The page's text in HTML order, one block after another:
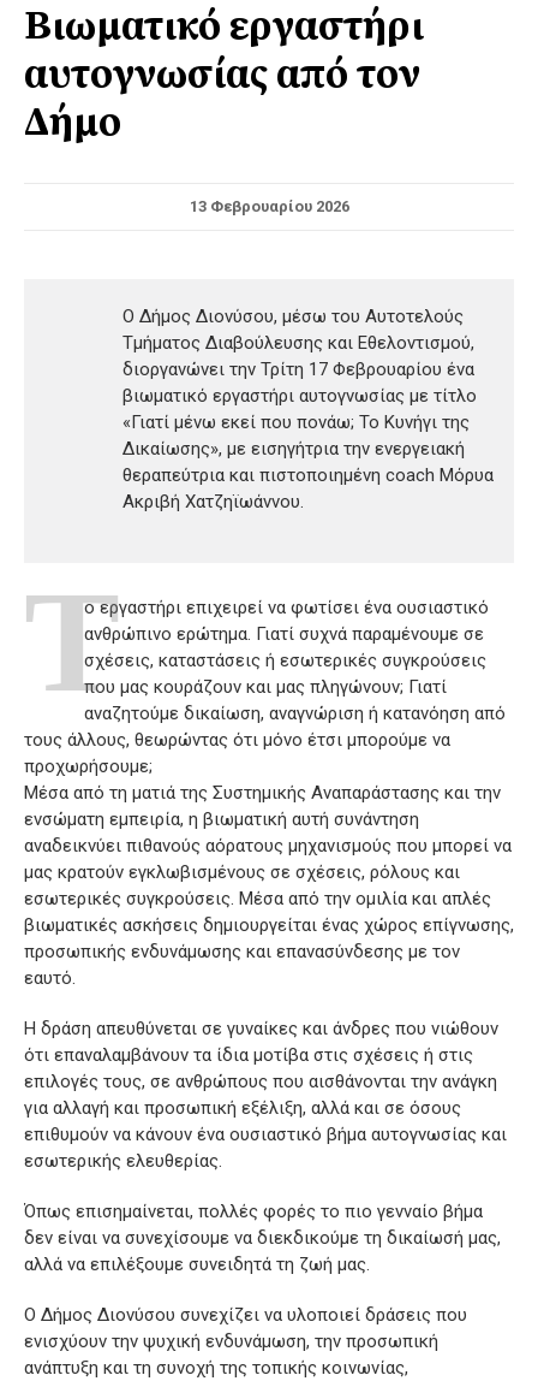
Βιωματικό εργαστήρι
αυτογνωσίας από τον
Δήμο
13 Φεβρουαρίου 2026
Ο Δήμος Διονύσου, μέσω του Αυτοτελούς
Τμήματος Διαβούλευσης και Εθελοντισμού,
διοργανώνει την Τρίτη 17 Φεβρουαρίου ένα
βιωματικό εργαστήρι αυτογνωσίας με τίτλο
«Γιατί μένω εκεί που πονάω; Το Κυνήγι της
Δικαίωσης», με εισηγήτρια την ενεργειακή
θεραπεύτρια και πιστοποιημένη coach Μόρυα
Ακριβή Χατζηϊωάννου.
Το εργαστήρι επιχειρεί να φωτίσει ένα ουσιαστικό
ανθρώπινο ερώτημα. Γιατί συχνά παραμένουμε σε
σχέσεις, καταστάσεις ή εσωτερικές συγκρούσεις
που μας κουράζουν και μας πληγώνουν; Γιατί
αναζητούμε δικαίωση, αναγνώριση ή κατανόηση από
τους άλλους, θεωρώντας ότι μόνο έτσι μπορούμε να
προχωρήσουμε;
Μέσα από τη ματιά της Συστημικής Αναπαράστασης και την
ενσώματη εμπειρία, η βιωματική αυτή συνάντηση
αναδεικνύει πιθανούς αόρατους μηχανισμούς που μπορεί να
μας κρατούν εγκλωβισμένους σε σχέσεις, ρόλους και
εσωτερικές συγκρούσεις. Μέσα από την ομιλία και απλές
βιωματικές ασκήσεις δημιουργείται ένας χώρος επίγνωσης,
προσωπικής ενδυνάμωσης και επανασύνδεσης με τον
εαυτό.
Η δράση απευθύνεται σε γυναίκες και άνδρες που νιώθουν
ότι επαναλαμβάνουν τα ίδια μοτίβα στις σχέσεις ή στις
επιλογές τους, σε ανθρώπους που αισθάνονται την ανάγκη
για αλλαγή και προσωπική εξέλιξη, αλλά και σε όσους
επιθυμούν να κάνουν ένα ουσιαστικό βήμα αυτογνωσίας και
εσωτερικής ελευθερίας.
Όπως επισημαίνεται, πολλές φορές το πιο γενναίο βήμα
δεν είναι να συνεχίσουμε να διεκδικούμε τη δικαίωσή μας,
αλλά να επιλέξουμε συνειδητά τη ζωή μας.
Ο Δήμος Διονύσου συνεχίζει να υλοποιεί δράσεις που
ενισχύουν την ψυχική ενδυνάμωση, την προσωπική
ανάπτυξη και τη συνοχή της τοπικής κοινωνίας,